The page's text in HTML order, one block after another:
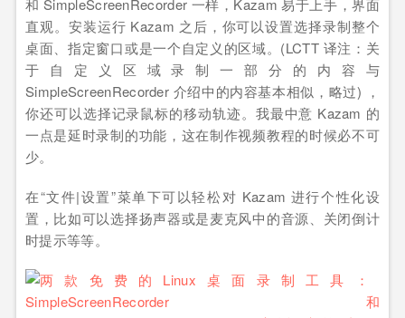
和 SimpleScreenRecorder 一样，Kazam 易于上手，界面
直观。安装运行 Kazam 之后，你可以设置选择录制整个
桌面、指定窗口或是一个自定义的区域。(LCTT 译注：关
于自定义区域录制一部分的内容与
SimpleScreenRecorder 介绍中的内容基本相似，略过) ，
你还可以选择记录鼠标的移动轨迹。我最中意 Kazam 的
一点是延时录制的功能，这在制作视频教程的时候必不可
少。
在“文件|设置”菜单下可以轻松对 Kazam 进行个性化设
置，比如可以选择扬声器或是麦克风中的音源、关闭倒计
时提示等等。